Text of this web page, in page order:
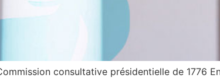
consultative présidentielle de 1776